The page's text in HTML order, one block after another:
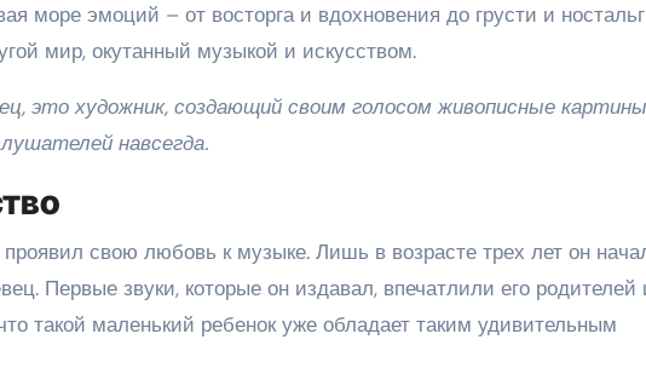
море эмоций – от восторга и вдохновения до грусти и
мир, окутанный музыкой и искусством.
это художник, создающий своим голосом живописные
навсегда.
свою любовь к музыке. Лишь в возрасте трех лет он
Первые звуки, которые он издавал, впечатлили его родителей
такой маленький ребенок уже обладает таким удивительным